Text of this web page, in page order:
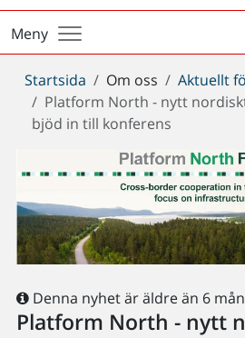
Meny
Du
är
här:
Startsida Om oss
Aktuellt
Platform North - nytt
bjöd in till konferens
Denna nyhet är äldre än 6
Platform North - nytt